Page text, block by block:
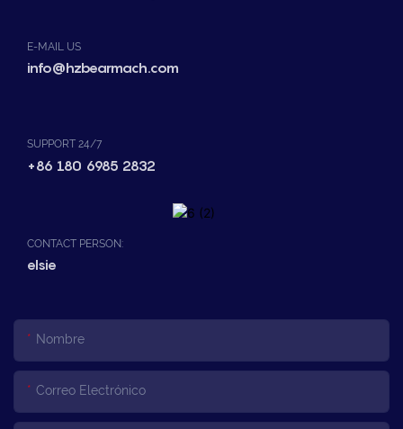
E-MAIL US
info@hzbearmach.com
SUPPORT 24/7
+86 180 6985 2832
CONTACT PERSON:
elsie
Nombre
Correo Electrónico